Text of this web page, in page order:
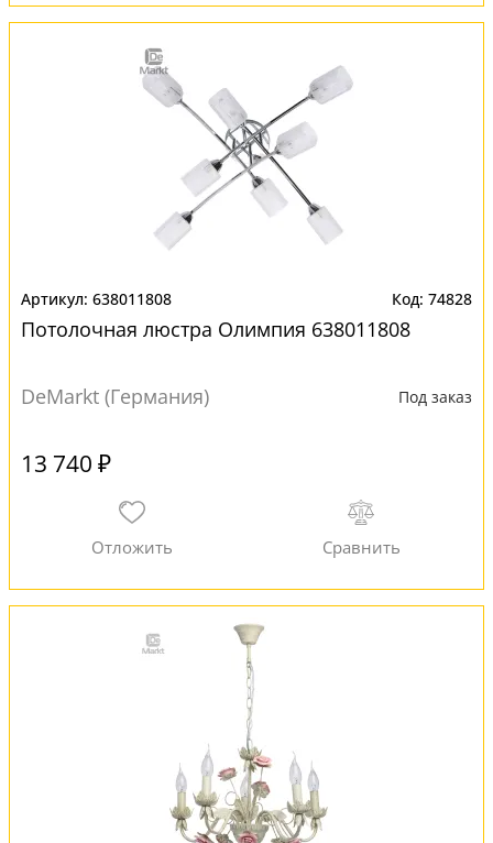
638011808 74828
Потолочная люстра Олимпия 638011808
DeMarkt (Германия) Под заказ
13 740 ₽